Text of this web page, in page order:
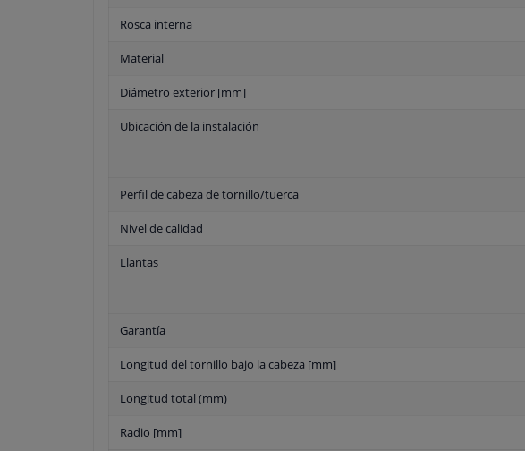
Rosca interna
Material
Diámetro exterior [mm]
Ubicación de la instalación
Perfil de cabeza de tornillo/tuerca
Nivel de calidad
Llantas
Garantía
Longitud del tornillo bajo la cabeza [mm]
Longitud total (mm)
Radio [mm]